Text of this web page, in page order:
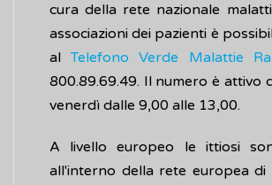
cura della rete nazionale
associazioni dei pazienti è
alTelefono Verde Malattie
800.89.69.49. Il numero è attivo
venerdì dalle 9,00 alle 13,00.
A livello europeo le ittiosi
all'interno della rete europea di